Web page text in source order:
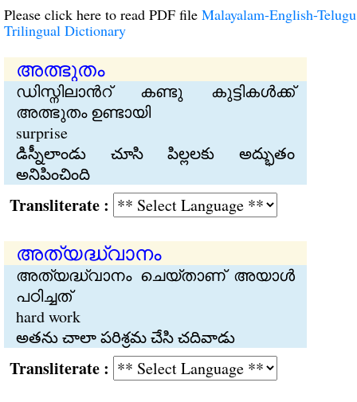
Please click here to read PDF file Malayalam-English-Telugu
Trilingual Dictionary
അത്ഭുതം
ഡിസ്നിലാന്‍റ് കണ്ടു കുട്ടികള്‍ക്ക്
അത്ഭുതം ഉണ്ടായി
surprise
డిస్నీలాండు చూసి పిల్లలకు అద్భుతం
అనిపించింది
:
അത്യദ്ധ്വാനം
അത്യദ്ധ്വാനം ചെയ്താണ് അയാള്‍
പഠിച്ചത്
hard work
అతను చాలా పరిశ్రమ చేసి చదివాడు
: